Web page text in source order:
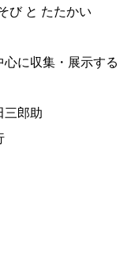
び と たたかい
に収集・展示する
三郎助